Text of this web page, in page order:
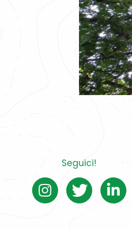
Seguici!